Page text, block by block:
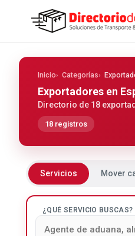
Inicio Categorías
Exportadores en
Directorio de 18
18 registros
Servicios Mover
¿QUÉ SERVICIO BUSCAS?